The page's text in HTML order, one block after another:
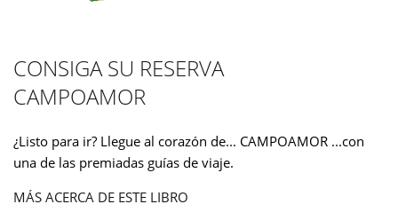
CONSIGA SU RESERVA
CAMPOAMOR
¿Listo para ir? Llegue al corazón de... CAMPOAMOR ...con
una de las premiadas guías de viaje.
MÁS ACERCA DE ESTE LIBRO